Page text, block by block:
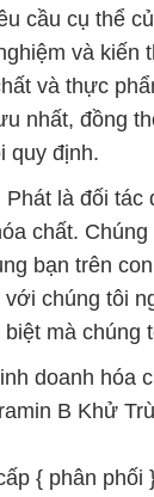
cầu cụ thể
và kiến
và thực
nhất, đồng
quy định.
là đối tác
chất.
bạn trên
chúng tôi
mà chúng
doanh hóa
B Khử
{ phân phối